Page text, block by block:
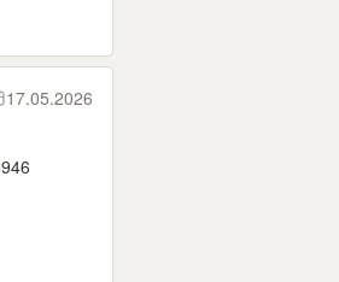
17.05.2026